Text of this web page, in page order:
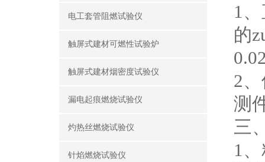
电工套管阻燃试验仪
触屏式建材可燃性试验炉
触屏式建材烟密度试验仪
漏电起痕燃烧试验仪
灼热丝燃烧试验仪
针焰燃烧试验仪
1
的
2
测
三
1